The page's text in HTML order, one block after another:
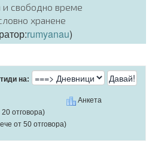
свободно време
хранене
rumyanau)
на:
отговора)
от 50 отговора)
Анкета